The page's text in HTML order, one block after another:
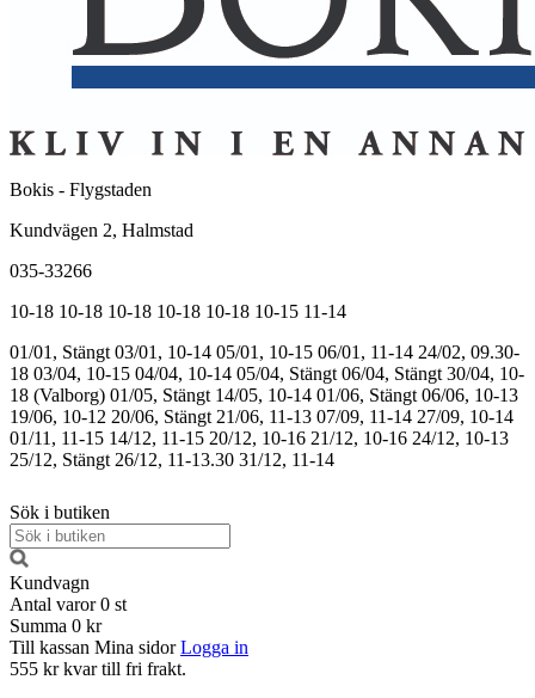
Bokis - Flygstaden
Kundvägen 2, Halmstad
035-33266
10-18 10-18 10-18 10-18 10-18 10-15 11-14
01/01, Stängt 03/01, 10-14 05/01, 10-15 06/01, 11-14 24/02, 09.30-
18 03/04, 10-15 04/04, 10-14 05/04, Stängt 06/04, Stängt 30/04, 10-
18 (Valborg) 01/05, Stängt 14/05, 10-14 01/06, Stängt 06/06, 10-13
19/06, 10-12 20/06, Stängt 21/06, 11-13 07/09, 11-14 27/09, 10-14
01/11, 11-15 14/12, 11-15 20/12, 10-16 21/12, 10-16 24/12, 10-13
25/12, Stängt 26/12, 11-13.30 31/12, 11-14
Sök i butiken
Kundvagn
Antal varor 0 st
Summa 0 kr
Till kassan Mina sidor Logga in
555 kr kvar till fri frakt.